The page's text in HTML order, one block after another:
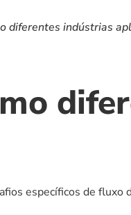
diferentes indústrias
específicos de fluxo